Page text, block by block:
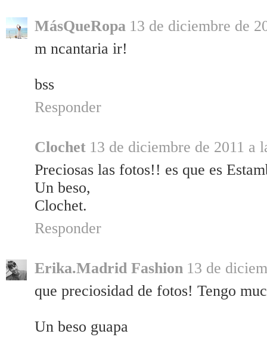
MásQueRopa 13 de diciembre de
m ncantaria ir!
bss
Responder
Clochet 13 de diciembre de 2011 a
Preciosas las fotos!! es que es
Un beso,
Clochet.
Responder
Erika.Madrid Fashion 13 de
que preciosidad de fotos! Tengo
Un beso guapa